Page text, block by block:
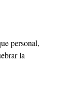
personal,
la